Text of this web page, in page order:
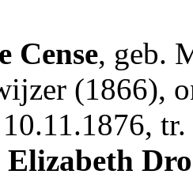
Cense, geb.
(1866),